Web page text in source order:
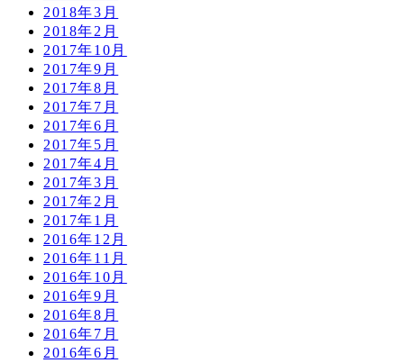
2018年3月
2018年2月
2017年10月
2017年9月
2017年8月
2017年7月
2017年6月
2017年5月
2017年4月
2017年3月
2017年2月
2017年1月
2016年12月
2016年11月
2016年10月
2016年9月
2016年8月
2016年7月
2016年6月